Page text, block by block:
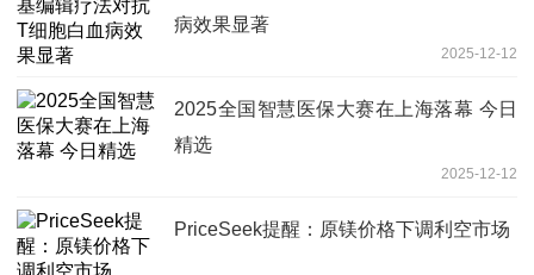
病效果显著
2025-12-12
2025全国智慧医保大赛在上海落幕 今日
精选
2025-12-12
PriceSeek提醒：原镁价格下调利空市场